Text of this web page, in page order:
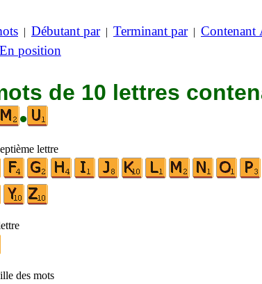
| Débutant par| Terminant par| Contenant
En position
de 10 lettres
•
lettre
des mots